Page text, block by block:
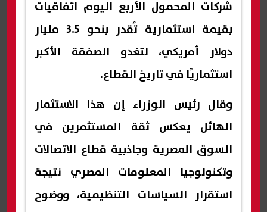
شركات المحمول الأربع اليوم اتفاقيات
بقيمة استثمارية تُقدر بنحو 3.5 مليار
دولار أمريكي، لتغدو الصفقة الأكبر
استثماريًا في تاريخ القطاع.
وقال رئيس الوزراء إن هذا الاستثمار
الهائل يعكس ثقة المستثمرين في
السوق المصرية وجاذبية قطاع الاتصالات
وتكنولوجيا المعلومات المصري نتيجة
استقرار السياسات التنظيمية، ووضوح